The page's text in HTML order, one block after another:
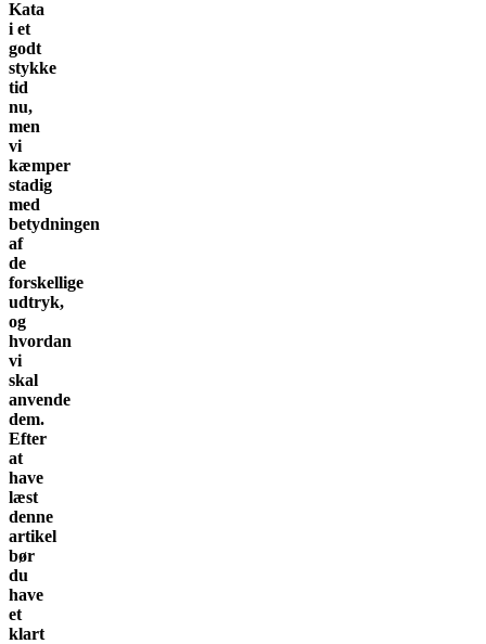
Kata
i et
godt
stykke
tid
nu,
men
vi
kæmper
stadig
med
betydningen
af
de
forskellige
udtryk,
og
hvordan
vi
skal
anvende
dem.
Efter
at
have
læst
denne
artikel
bør
du
have
et
klart